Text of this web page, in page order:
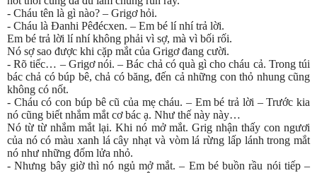
- Cháu tên là gì nào? – Grigơ hỏi.
- Cháu là Đanhi Pêđécxen. – Em bé lí nhí trả lời.
Em bé trả lời lí nhí không phải vì sợ, mà vì bối rối.
Nó sợ sao được khi cặp mắt của Grigơ đang cười.
- Rõ tiếc… – Grigơ nói. – Bác chả có quà gì cho cháu cả. Trong túi
bác chả có búp bê, chả có băng, đến cả những con thỏ nhung cũng
không có nốt.
- Cháu có con búp bê cũ của mẹ cháu. – Em bé trả lời – Trước kia
nó cũng biết nhắm mắt cơ bác ạ. Như thế này này…
Nó từ từ nhắm mắt lại. Khi nó mở mắt. Grig nhận thấy con ngươi
của nó có màu xanh lá cây nhạt và vòm lá rừng lấp lánh trong mắt
nó như những đốm lửa nhỏ.
- Nhưng bây giờ thì nó ngủ mở mắt. – Em bé buồn rầu nói tiếp –